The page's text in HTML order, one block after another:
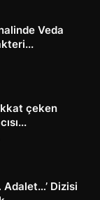
Veda
çeken
Dizisi